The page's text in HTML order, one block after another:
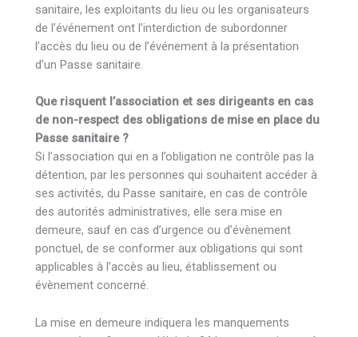
sanitaire, les exploitants du lieu ou les organisateurs
de l’événement ont l’interdiction de subordonner
l’accès du lieu ou de l’événement à la présentation
d’un Passe sanitaire.
Que risquent l’association et ses dirigeants en cas
de non-respect des obligations de mise en place du
Passe sanitaire ?
Si l’association qui en a l’obligation ne contrôle pas la
détention, par les personnes qui souhaitent accéder à
ses activités, du Passe sanitaire, en cas de contrôle
des autorités administratives, elle sera mise en
demeure, sauf en cas d’urgence ou d’évènement
ponctuel, de se conformer aux obligations qui sont
applicables à l’accès au lieu, établissement ou
évènement concerné.
La mise en demeure indiquera les manquements